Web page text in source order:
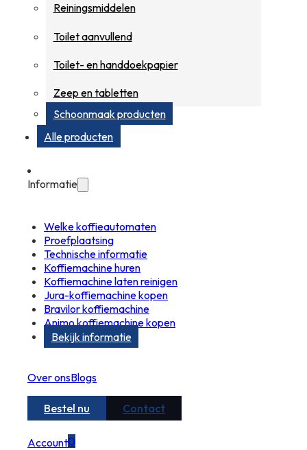
Reiningsmiddelen
Toilet aanvullend
Toilet- en handdoekpapier
Zeep en tabletten
Schoonmaak producten
Alle producten
Informatie
Welke koffieautomaten
Proefplaatsing
Technische informatie
Koffiemachine huren
Koffiemachine laten reinigen
Jura-koffiemachine kopen
Bravilor koffiemachine
Animo koffiemachine kopen
Bekijk informatie
Over onsBlogs
Bestel nu Contact
Account0